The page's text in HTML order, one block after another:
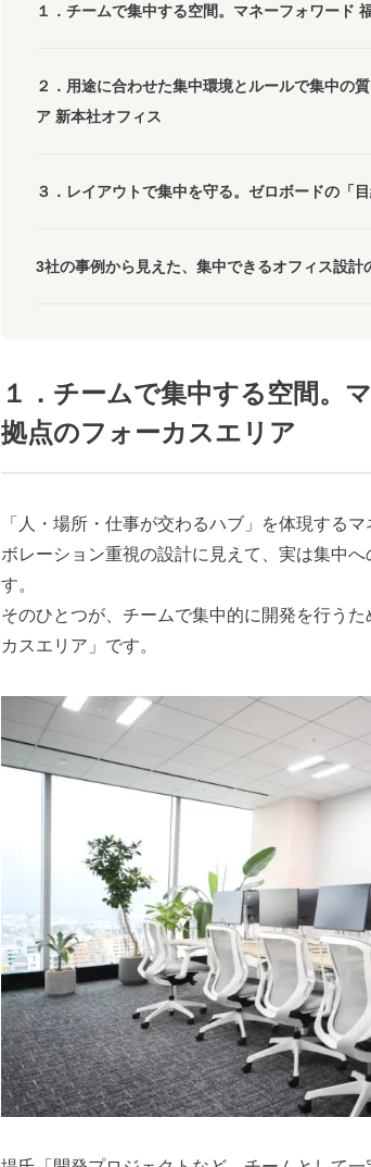
１．チームで集中する空間。マネーフォワード
２．用途に合わせた集中環境とルールで集中の
ア 新本社オフィス
３．レイアウトで集中を守る。ゼロボードの「
3社の事例から見えた、集中できるオフィス設計
１．チームで集中する空間。
拠点のフォーカスエリア
「人・場所・仕事が交わるハブ」を体現する
ボレーション重視の設計に見えて、実は集中
す。
そのひとつが、チームで集中的に開発を行う
カスエリア」です。